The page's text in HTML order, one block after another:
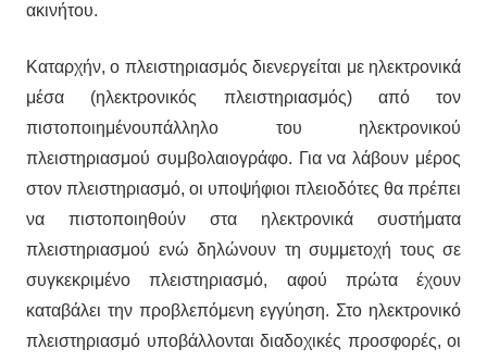
ακινήτου.
Καταρχήν, ο πλειστηριασμός διενεργείται με ηλεκτρονικά
μέσα (ηλεκτρονικός πλειστηριασμός) από τον
πιστοποιημένουπάλληλο του ηλεκτρονικού
πλειστηριασμού συμβολαιογράφο. Για να λάβουν μέρος
στον πλειστηριασμό, οι υποψήφιοι πλειοδότες θα πρέπει
να πιστοποιηθούν στα ηλεκτρονικά συστήματα
πλειστηριασμού ενώ δηλώνουν τη συμμετοχή τους σε
συγκεκριμένο πλειστηριασμό, αφού πρώτα έχουν
καταβάλει την προβλεπόμενη εγγύηση. Στο ηλεκτρονικό
πλειστηριασμό υποβάλλονται διαδοχικές προσφορές, οι